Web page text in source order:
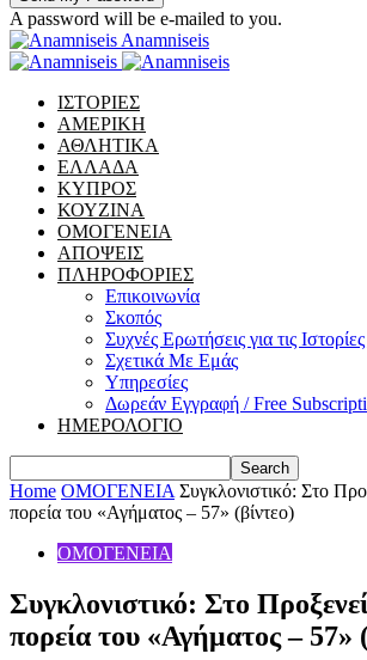
A password will be e-mailed to you.
Anamniseis
ΙΣΤΟΡΙΕΣ
ΑΜΕΡΙΚΗ
ΑΘΛΗΤΙΚΑ
ΕΛΛΑΔΑ
ΚΥΠΡΟΣ
ΚΟΥΖΙΝΑ
ΟΜΟΓΕΝΕΙΑ
ΑΠΟΨΕΙΣ
ΠΛΗΡΟΦΟΡΙΕΣ
Επικοινωνία
Σκοπός
Συχνές Ερωτήσεις για τις
Σχετικά Με Εμάς
Υπηρεσίες
Δωρεάν Εγγραφή / Free
ΗΜΕΡΟΛΟΓΙΟ
Home ΟΜΟΓΕΝΕΙΑ Συγκλονιστικό: Στο
πορεία του «Αγήματος – 57» (βίντεο)
ΟΜΟΓΕΝΕΙΑ
Συγκλονιστικό: Στο
πορεία του «Αγήματος – 57»